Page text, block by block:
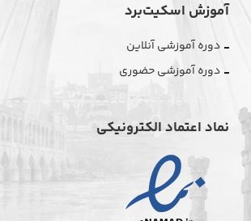
آموزش اسکیت‌برد
دوره آموزشی آنلاین
دوره آموزشی حضوری
نماد اعتماد الکترونیکی